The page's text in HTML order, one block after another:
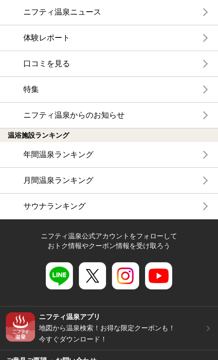
ニフティ温泉ニュース
体験レポート
口コミを見る
特集
ニフティ温泉からのお知らせ
温浴施設ランキング
年間温泉ランキング
月間温泉ランキング
サウナランキング
ニフティ温泉公式アカウントをフォローして
おトク情報やクーポン情報を受け取ろう
ニフティ温泉アプリ
地図から温泉検索！お得な限定クーポンも！
今すぐダウンロード！